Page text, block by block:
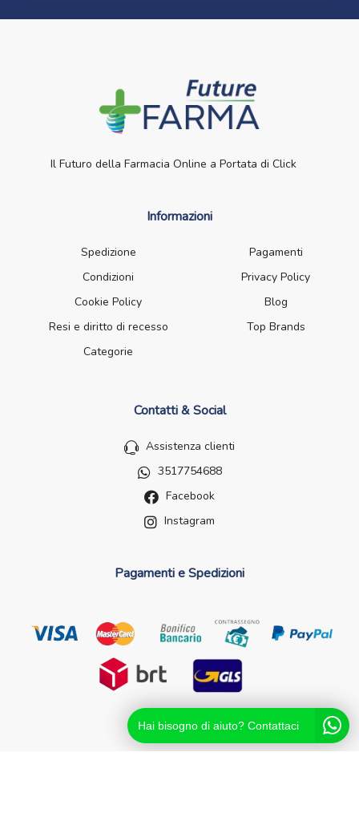
Il Futuro della Farmacia Online a Portata di Click
Informazioni
Spedizione
Pagamenti
Condizioni
Privacy Policy
Cookie Policy
Blog
Resi e diritto di recesso
Top Brands
Categorie
Contatti & Social
Assistenza clienti
3517754688
Facebook
Instagram
Pagamenti e Spedizioni
Hai bisogno di aiuto? Contattaci